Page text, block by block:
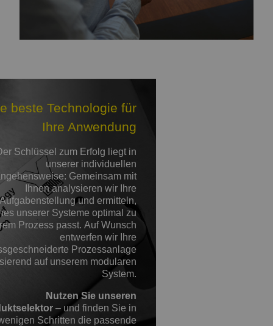
beste Technologie für
Ihre Anwendung
Schlüssel zum Erfolg liegt in
unserer individuellen
Gemeinsam mit
Ihnen analysieren wir Ihre
Aufgabenstellung und ermitteln,
unserer Systeme optimal zu
Prozess passt. Auf Wunsch
entwerfen wir Ihre
Prozessanlage
auf unserem modularen
System.
Nutzen Sie unseren
– und finden Sie in
Schritten die passende